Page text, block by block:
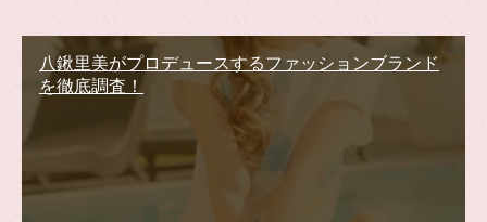
八鍬里美がプロデュースするファッションブランド
を徹底調査！